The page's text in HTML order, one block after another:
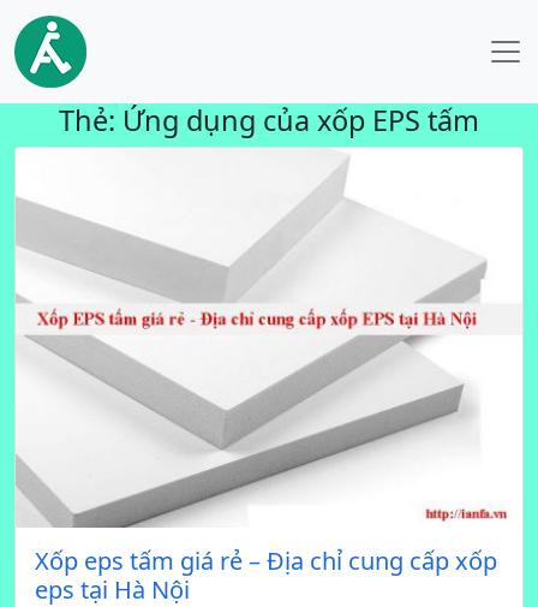
Thẻ: Ứng dụng của xốp EPS tấm
Xốp eps tấm giá rẻ – Địa chỉ cung cấp xốp
eps tại Hà Nội